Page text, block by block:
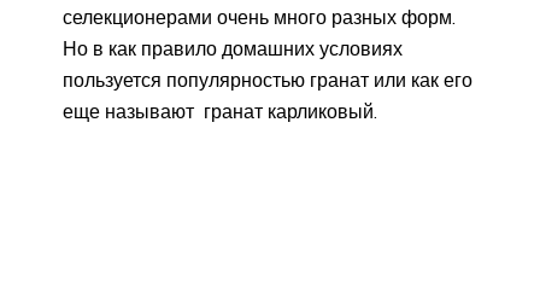
селекционерами очень много разных форм.
Но в как правило домашних условиях
пользуется популярностью гранат или как его
еще называют гранат карликовый.